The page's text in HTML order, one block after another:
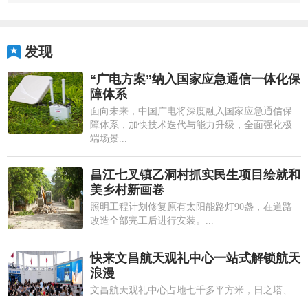
发现
“广电方案”纳入国家应急通信一体化保
障体系
面向未来，中国广电将深度融入国家应急通信保
障体系，加快技术迭代与能力升级，全面强化极
端场景...
昌江七叉镇乙洞村抓实民生项目绘就和
美乡村新画卷
照明工程计划修复原有太阳能路灯90盏，在道路
改造全部完工后进行安装。...
快来文昌航天观礼中心一站式解锁航天
浪漫
文昌航天观礼中心占地七千多平方米，日之塔、